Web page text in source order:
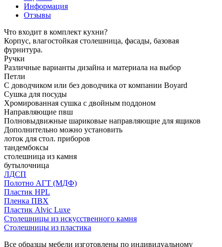
Информация
Отзывы
Что входит в комплект кухни?
Корпус, влагостойкая столешница, фасады, базовая
фурнитура.
Ручки
Различные варианты дизайна и материала на выбор
Петли
С доводчиком или без доводчика от компании Boyard
Сушка для посуды
Хромированная сушка с двойным поддоном
Направляющие пвш
Полновыдвижные шариковые направляющие для ящиков
Дополнительно можно установить
лоток для стол. приборов
тандембоксы
столешница из камня
бутылочница
ЛДСП
Полотно АГТ (МДФ)
Пластик HPL
Пленка ПВХ
Пластик Alvic Luxe
Столешницы из искусственного камня
Столешницы из пластика
Все образцы мебели изготовлены по индивидуальному